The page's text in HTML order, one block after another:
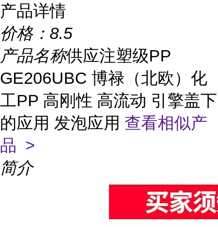
产品详情
价格： 8.5
产品名称供应注塑级PP
GE206UBC 博禄（北欧）化
工PP 高刚性 高流动 引擎盖下
的应用 发泡应用 查看相似产
品 >
简介